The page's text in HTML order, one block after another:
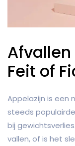
Feit of
Appelazijn is een
steeds
bij
vallen, of is het